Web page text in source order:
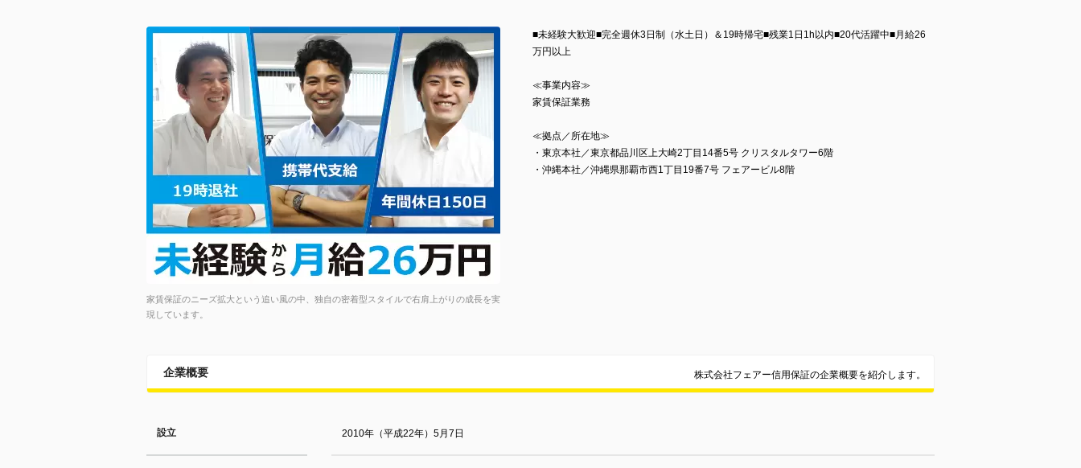
家賃保証のニーズ拡大という追い風の中、独自の密着型スタイルで右肩上がりの成長を実
現しています。
■未経験大歓迎■完全週休3日制（水土日）＆19時帰宅■残業1日1h以内■20代活躍中■月給26
万円以上
≪事業内容≫
家賃保証業務
≪拠点／所在地≫
・東京本社／東京都品川区上大崎2丁目14番5号 クリスタルタワー6階
・沖縄本社／沖縄県那覇市西1丁目19番7号 フェアービル8階
企業概要 株式会社フェアー信用保証の企業概要を紹介します。
設立 2010年（平成22年）5月7日